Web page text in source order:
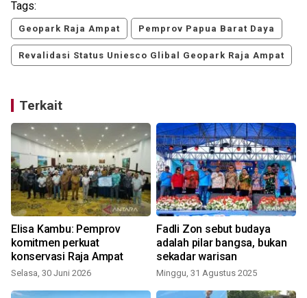
Tags:
Geopark Raja Ampat Pemprov Papua Barat Daya
Revalidasi Status Uniesco Glibal Geopark Raja Ampat
Terkait
Elisa Kambu: Pemprov
komitmen perkuat
konservasi Raja Ampat
Selasa, 30 Juni 2026
Fadli Zon sebut budaya
adalah pilar bangsa, bukan
sekadar warisan
Minggu, 31 Agustus 2025